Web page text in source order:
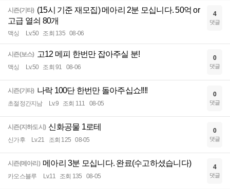
시즌(기타) (15시 기준 재모집) 메아리 2분 모십니다. 50억 or
고급 열쇠 80개
맥싱 Lv.50 조회 135 08-06
4
댓글
시즌(보스) 고12 메피 한번만 잡아주실 분!
맥싱 Lv.50 조회 91 08-06
0
댓글
시즌(기타) 나락 100단 한번만 돌아주십쇼!!!!
초절정간지남 Lv.9 조회 111 08-05
0
댓글
시즌(지하도시) 신화공물 1로테
신가후 Lv.21 조회 125 08-05
0
댓글
시즌(메아리) 메아리 3분 모십니다. 완료(수고하셨습니다)
카오스블루 Lv.11 조회 135 08-05
4
댓글